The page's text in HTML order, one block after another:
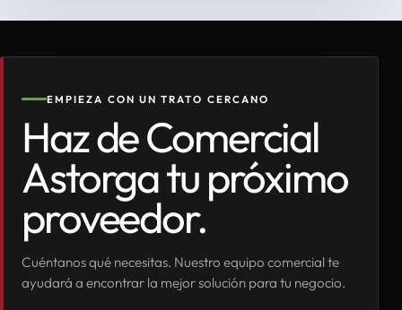
EMPIEZA CON UN TRATO CERCANO
Haz de Comercial
Astorga tu próximo
proveedor.
Cuéntanos qué necesitas. Nuestro equipo comercial te
ayudará a encontrar la mejor solución para tu negocio.